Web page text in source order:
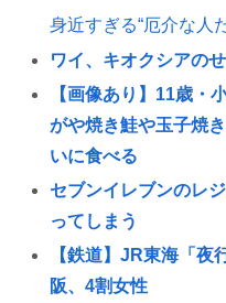
身近すぎる“厄介な人
ワイ、キオクシアの
【画像あり】11歳・
がや焼き鮭や玉子焼
いに食べる
セブンイレブンのレ
ってしまう
【鉄道】JR東海「夜
阪、4割女性